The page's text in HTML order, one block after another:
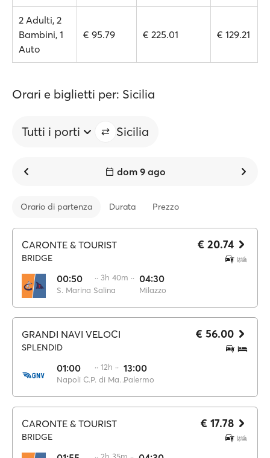
2 Adulti, 2
Bambini, 1
Auto
€ 95.79 € 225.01 € 129.21
Orari e biglietti per: Sicilia
Tutti i porti Sicilia
dom 9 ago
Orario di partenza Durata Prezzo
CARONTE & TOURIST
BRIDGE
00:50
S. Marina Salina
·· 3h 40m ·· 04:30
Milazzo
€ 20.74
GRANDI NAVI VELOCI
SPLENDID
01:00
Napoli C.P. di Massa
·· 12h ·· 13:00
Palermo
€ 56.00
CARONTE & TOURIST
BRIDGE
€ 17.78